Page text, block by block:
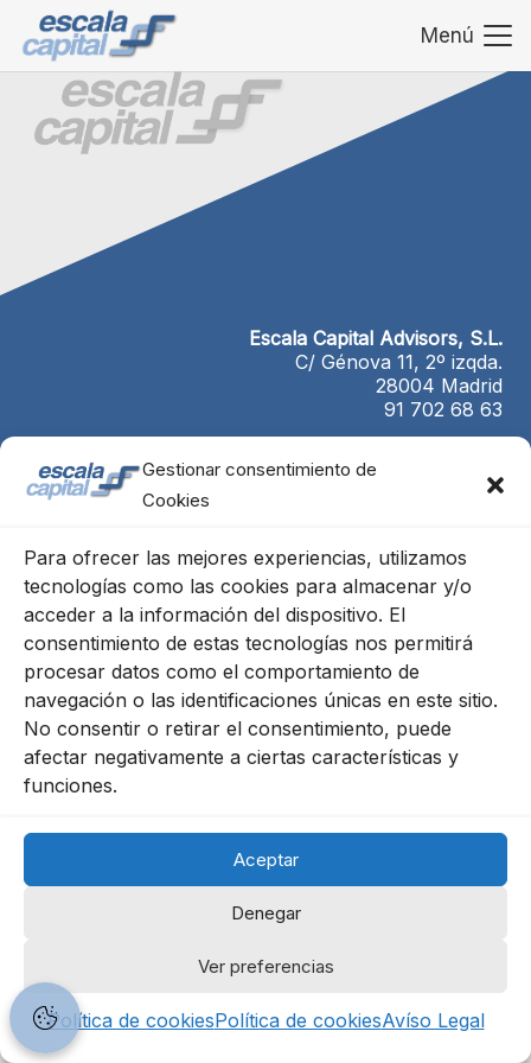
Gestionar consentimiento de
Cookies
Para ofrecer las mejores experiencias, utilizamos
tecnologías como las cookies para almacenar y/o
acceder a la información del dispositivo. El
consentimiento de estas tecnologías nos permitirá
procesar datos como el comportamiento de
navegación o las identificaciones únicas en este sitio.
No consentir o retirar el consentimiento, puede
afectar negativamente a ciertas características y
funciones.
Aceptar
Denegar
Ver preferencias
Política de cookiesPolítica de cookiesAvíso Legal
Menú
Escala Capital Advisors, S.L.
C/ Génova 11, 2º izqda.
28004 Madrid
91 702 68 63
© Copyright, 2025. Escala Capital Advisors, S.L.
Política de Privacidad